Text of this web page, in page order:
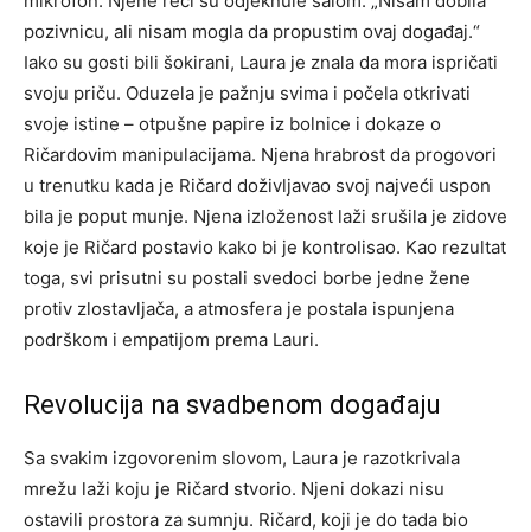
pozivnicu, ali nisam mogla da propustim ovaj događaj.“
Iako su gosti bili šokirani, Laura je znala da mora ispričati
svoju priču. Oduzela je pažnju svima i počela otkrivati
svoje istine – otpušne papire iz bolnice i dokaze o
Ričardovim manipulacijama. Njena hrabrost da progovori
u trenutku kada je Ričard doživljavao svoj najveći uspon
bila je poput munje. Njena izloženost laži srušila je zidove
koje je Ričard postavio kako bi je kontrolisao. Kao rezultat
toga, svi prisutni su postali svedoci borbe jedne žene
protiv zlostavljača, a atmosfera je postala ispunjena
podrškom i empatijom prema Lauri.
Revolucija na svadbenom događaju
Sa svakim izgovorenim slovom, Laura je razotkrivala
mrežu laži koju je Ričard stvorio. Njeni dokazi nisu
ostavili prostora za sumnju. Ričard, koji je do tada bio